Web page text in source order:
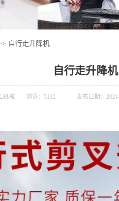
自行走升降机
自行走升降机
机械 浏览： 5112 发布日期：